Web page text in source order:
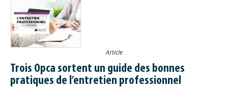
Article
Trois Opca sortent un guide des bonnes
pratiques de l’entretien professionnel